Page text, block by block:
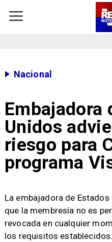
Nacional
Embajadora
Unidos
riesgo para
programa
La embajadora de Estados
que la membresía no es
revocada en cualquier
los requisitos establecidos.